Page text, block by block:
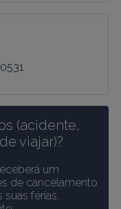
(acidente,
viajar)?
um
de cancelamento
suas férias,